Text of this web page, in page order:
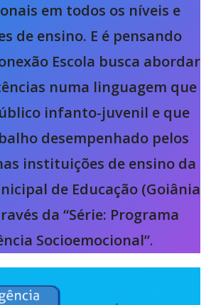
em todos os níveis e
de ensino. E é pensando
Escola busca abordar
numa linguagem que
infanto-juvenil e que
desempenhado pelos
instituições de ensino da
de Educação (Goiânia
da “Série: Programa
Socioemocional”.